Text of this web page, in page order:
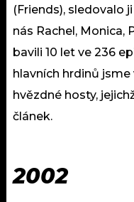
(Friends), sledovalo
nás Rachel, Monica,
bavili 10 let ve 236
hlavních hrdinů
hvězdné hosty,
článek.
2002